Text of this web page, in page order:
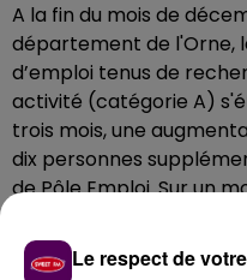
A la fin du mois de
département de l'Orne,
d’emploi tenus de
activité (catégorie A)
trois mois, une
dix personnes
de Pôle Emploi. Sur un
a progressé d’1,9%. En
reste à la diminution, de
Le respect de